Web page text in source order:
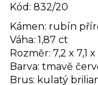
Kód: 832/20
Kámen: rubín
Váha: 1,87 ct
Rozměr: 7,2 x 7,1
Barva: tmavě
Brus: kulatý